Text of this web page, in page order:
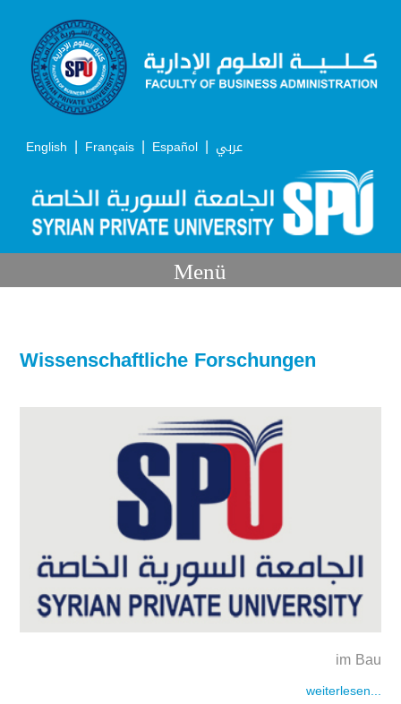
English | Français | Español | عربي
Menü
Wissenschaftliche Forschungen
im Bau
weiterlesen...